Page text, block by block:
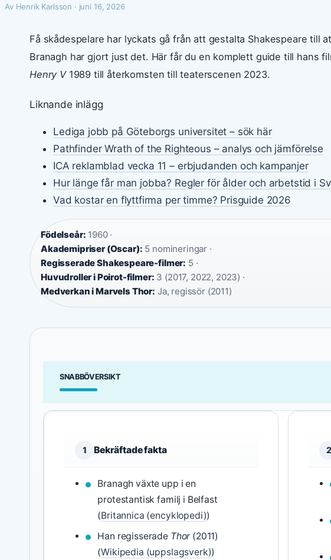
Av Henrik Karlsson · juni 16, 2026
Få skådespelare har lyckats gå från att gestalta Shakespeare till
Branagh har gjort just det. Här får du en komplett guide till hans
Henry V1989 till återkomsten till teaterscenen 2023.
Liknande inlägg
Lediga jobb på Göteborgs universitet – sök här
Pathfinder Wrath of the Righteous – analys och jämförelse
ICA reklamblad vecka 11 – erbjudanden och kampanjer
Hur länge får man jobba? Regler för ålder och arbetstid i
Vad kostar en flyttfirma per timme? Prisguide 2026
Födelseår: 1960 ·
Akademipriser (Oscar): 5 nomineringar ·
Regisserade Shakespeare-filmer: 5 ·
Huvudroller i Poirot-filmer: 3 (2017, 2022, 2023) ·
Medverkan i Marvels Thor: Ja, regissör (2011)
SNABBÖVERSIKT
1 Bekräftade fakta
Branagh växte upp i en
protestantisk familj i Belfast
(Britannica (encyklopedi))
Han regisserade Thor (2011)
(Wikipedia (uppslagsverk))
2